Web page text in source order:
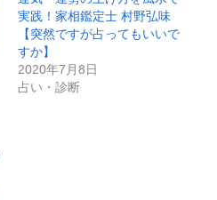
実践！家相鑑定士 村野弘味
【突然ですが占ってもいいで
すか】
2020年7月8日
占い・診断